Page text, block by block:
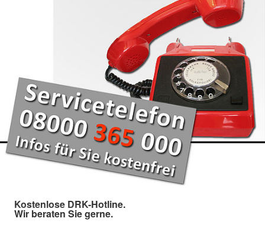
Kostenlose DRK-Hotline.
Wir beraten Sie gerne.